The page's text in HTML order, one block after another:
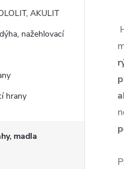
AKULIT
nažehlovací
hrany
madla